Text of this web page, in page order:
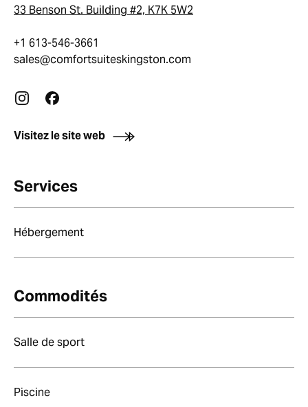
33 Benson St. Building #2, K7K 5W2
+1 613-546-3661
sales@comfortsuiteskingston.com
Visitez le site web
Services
Hébergement
Commodités
Salle de sport
Piscine